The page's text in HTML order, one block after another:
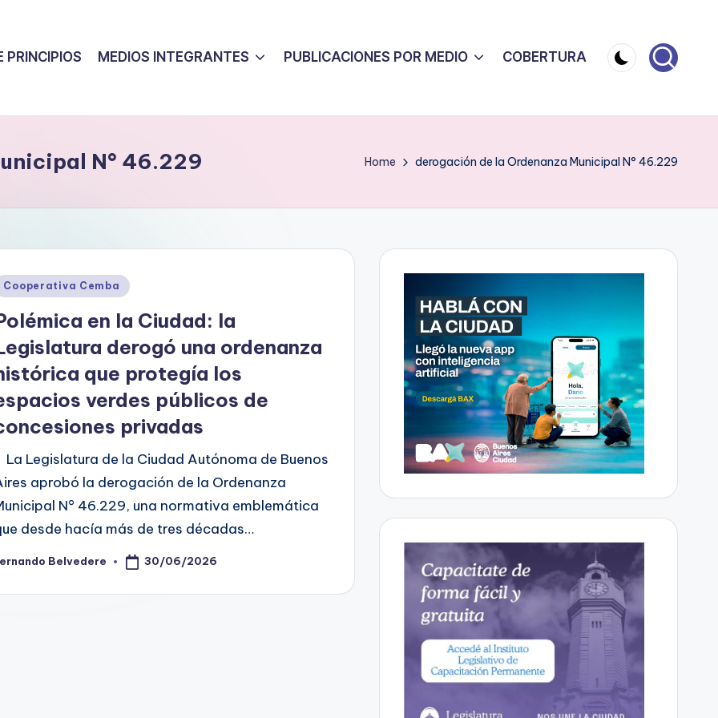
PRINCIPIOS MEDIOS INTEGRANTES PUBLICACIONES POR MEDIO COBERTURA
N° 46.229 Home derogación de la Ordenanza Municipal N° 46.229
Cooperativa Cemba
en la Ciudad: la
derogó una ordenanza
que protegía los
verdes públicos de
privadas
La Legislatura de la Ciudad Autónoma de Buenos
aprobó la derogación de la Ordenanza
N° 46.229, una normativa emblemática
desde hacía más de tres décadas…
Belvedere 30/06/2026